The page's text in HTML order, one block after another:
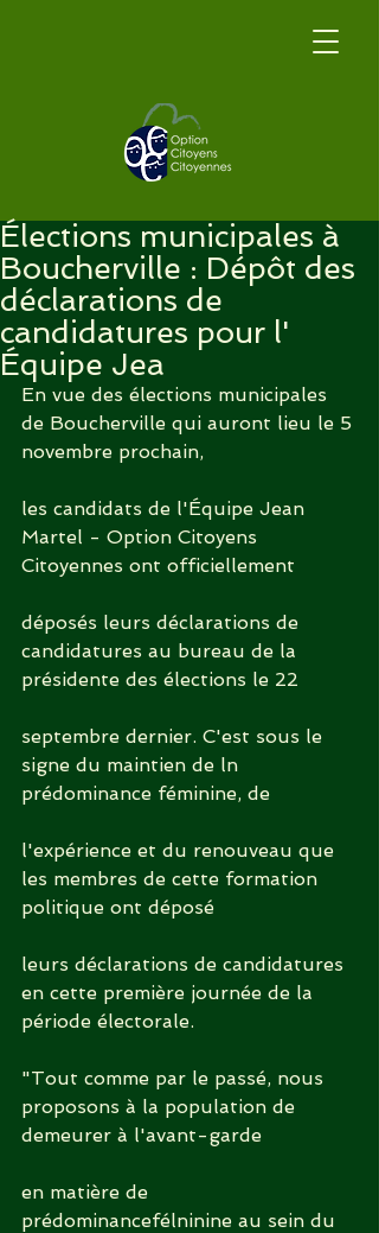
Élections municipales à
Boucherville : Dépôt des
déclarations de
candidatures pour l'
Équipe Jea
En vue des élections municipales
de Boucherville qui auront lieu le 5
novembre prochain,
les candidats de l'Équipe Jean
Martel - Option Citoyens
Citoyennes ont officiellement
déposés leurs déclarations de
candidatures au bureau de la
présidente des élections le 22
septembre dernier. C'est sous le
signe du maintien de ln
prédominance féminine, de
l'expérience et du renouveau que
les membres de cette formation
politique ont déposé
leurs déclarations de candidatures
en cette première journée de la
période électorale.
"Tout comme par le passé, nous
proposons à la population de
demeurer à l'avant-garde
en matière de
prédominancefélninine au sein du